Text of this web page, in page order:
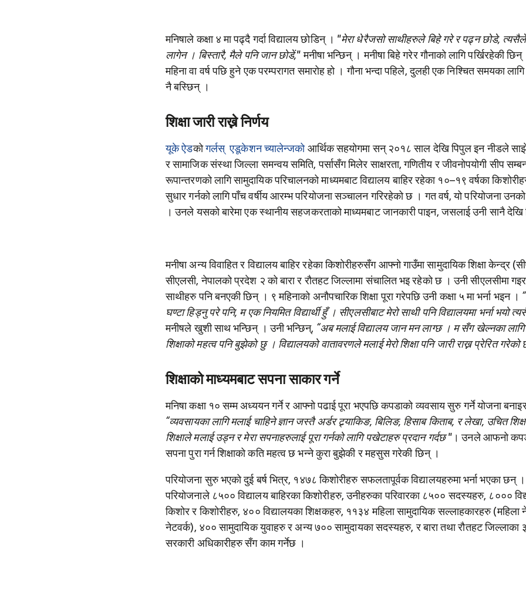
मनिषाले कक्षा ४ मा पढ्दै गर्दा विद्यालय छोडिन् । "मेरा धेरैजसो साथीहरुले बिहे गरे र पढ्न छोडे, त्यसैले
लागेन । बिस्तारै, मैले पनि जान छोडें,"मनीषा भन्छिन् । मनीषा बिहे गरेर गौनाको लागि पर्खिरहेकी
महिना वा वर्ष पछि हुने एक परम्परागत समारोह हो । गौना भन्दा पहिले, दुलही एक निश्चित समयका
नै बस्छिन् ।
शिक्षा जारी राख्ने निर्णय
यूके ऐडकोगर्लस् एडूकेशन च्यालेन्जकोआर्थिक सहयोगमा सन् २०१८ साल देखि पिपुल इन नीडले
र सामाजिक संस्था जिल्ला समन्वय समिति, पर्सासँग मिलेर साक्षरता, गणितीय र जीवनोपयोगी सीप
रूपान्तरणको लागि सामुदायिक परिचालनको माध्यमबाट विद्यालय बाहिर रहेका १०–१९ वर्षका
सुधार गर्नको लागि पाँच वर्षीय आरम्भ परियोजना सञ्चालन गरिरहेको छ । गत वर्ष, यो परियोजना
। उनले यसको बारेमा एक स्थानीय सहजकरताको माध्यमबाट जानकारी पाइन, जसलाई उनी सानै देखि
मनीषा अन्य विवाहित र विद्यालय बाहिर रहेका किशोरीहरुसँग आफ्नो गाउँमा सामुदायिक शिक्षा केन्द्र
सीएलसी, नेपालको प्रदेश २ को बारा र रौतहट जिल्लामा संचालित भइ रहेको छ । उनी सीएलसीमा
साथीहरु पनि बनएकी छिन् । ९ महिनाको अनौपचारिक शिक्षा पूरा गरेपछि उनी कक्षा ५ मा भर्ना भइन ।
घण्टा हिड्नु परे पनि, म एक नियमित विद्यार्थी हुँ । सीएलसीबाट मेरो साथी पनि विद्यालयमा भर्ना भयो
मनीषले खुशी साथ भन्छिन् । उनी भन्छिन्, “अब मलाई विद्यालय जान मन लाग्छ । म सँग खेल्नका
शिक्षाको महत्व पनि बुझेको छु । विद्यालयको वातावरणले मलाई मेरो शिक्षा पनि जारी राख्न प्रेरित
शिक्षाको माध्यमबाट सपना साकार गर्ने
मनिषा कक्षा १० सम्म अध्ययन गर्ने र आफ्नो पढाई पूरा भएपछि कपडाको व्यवसाय सुरु गर्ने योजना
“व्यवसायका लागि मलाई चाहिने ज्ञानजस्तैअर्डर ट्र्याकिङ, बिलिङ, हिसाब किताब, र लेखा, उचित
शिक्षाले मलाई उड्न र मेरा सपनाहरुलाई पूरा गर्नको लागि पखेटाहरु प्रदान गर्दछ " । उनले आफनो
सपना पुरा गर्न शिक्षाको कति महत्व छ भन्नेकुराबुझेकी र महसुस गरेकी छिन् ।
परियोजना सुरु भएको दुई बर्ष भित्र, १४७८ किशोरीहरु सफलतापूर्वक विद्यालयहरुमा भर्ना भएका छन्
परियोजनाले ८५०० विद्यालय बाहिरका किशोरीहरु, उनीहरुका परिवारका ८५०० सदस्यहरु, ८०००
किशोर र किशोरीहरु, ४०० विद्यालयका शिक्षकहरु, ११३४ महिला सामुदायिक सल्लाहकारहरु (महिला
नेटवर्क), ४०० सामुदायिक युवाहरु र अन्य ७०० सामुदायका सदस्यहरु, र बारा तथा रौतहट जिल्लाका
सरकारी अधिकारीहरु सँग काम गर्नेछ ।